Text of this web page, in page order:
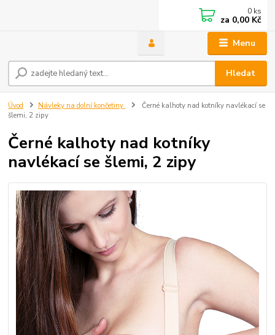
Menu
Hledat
0 ks
za 0,00 Kč
Úvod Návleky na dolní končetiny
Černé kalhoty nad kotníky navlékací se
šlemi, 2 zipy
Černé kalhoty nad kotníky
navlékací se šlemi, 2 zipy